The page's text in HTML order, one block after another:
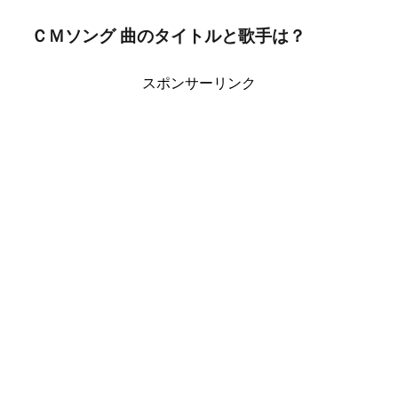
ＣＭソング 曲のタイトルと歌手は？
スポンサーリンク